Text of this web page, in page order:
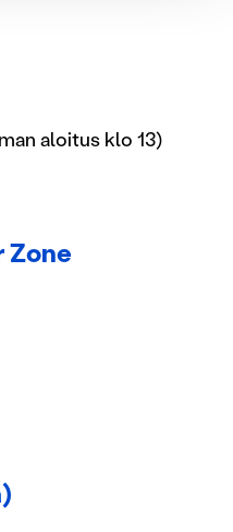
sisällön ja mainosten
ominaisuuksien
ja analytiikka-
miten käytät
antanut heille tai joita on
aloitus klo 13)
Zone